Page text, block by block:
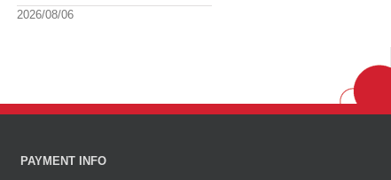
2026/08/06
PAYMENT INFO